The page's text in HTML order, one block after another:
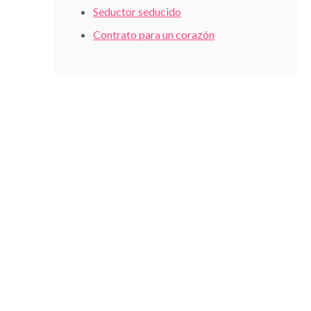
Seductor seducido
Contrato para un corazón